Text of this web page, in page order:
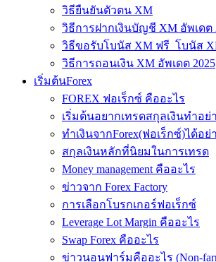
วิธียืนยันตัวตน XM
วิธีการฝากเงินบัญชี XM อัพเดต
วิธีขอรับโบนัส XM ฟรี โบนัส
วิธีการถอนเงิน XM อัพเดต 2025
เริ่มต้นForex
FOREX ฟอเร็กซ์ คืออะไร
เริ่มต้นอยากเทรดสกุลเงินทำอย่
ทำเงินจากForex(ฟอเร็กซ์)ได้อย่
สกุลเงินหลักที่นิยมในการเทรด
Money management คืออะไร
ข่าวจาก Forex Factory
การเลือกโบรกเกอร์ฟอเร็กซ์
Leverage Lot Margin คืออะไร
Swap Forex คืออะไร
ข่าวนอนฟาร์มคืออะไร (Non-